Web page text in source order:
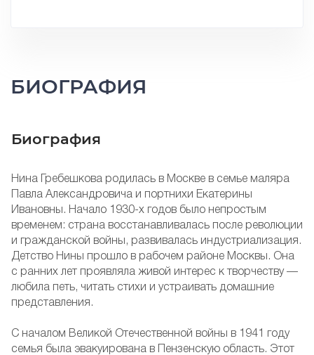
БИОГРАФИЯ
Биография
Нина Гребешкова родилась в Москве в семье маляра
Павла Александровича и портнихи Екатерины
Ивановны. Начало 1930-х годов было непростым
временем: страна восстанавливалась после революции
и гражданской войны, развивалась индустриализация.
Детство Нины прошло в рабочем районе Москвы. Она
с ранних лет проявляла живой интерес к творчеству —
любила петь, читать стихи и устраивать домашние
представления.
С началом Великой Отечественной войны в 1941 году
семья была эвакуирована в Пензенскую область. Этот